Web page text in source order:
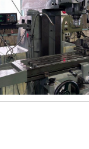
ー 静岡
式VHR-SD
式-